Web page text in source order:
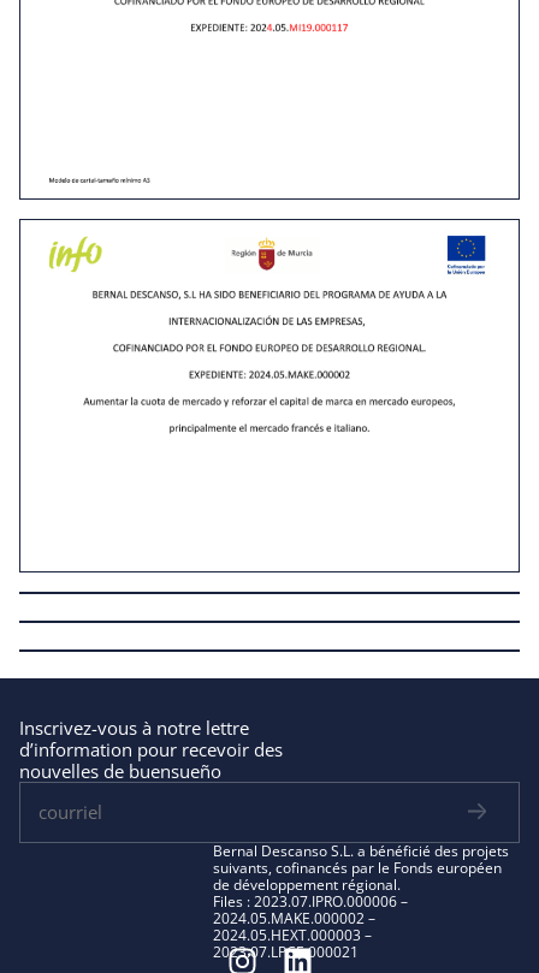
Inscrivez-vous à notre lettre
d’information pour recevoir des
nouvelles de buensueño
Bernal Descanso S.L. a bénéficié des projets
suivants, cofinancés par le Fonds européen
de développement régional.
Files : 2023.07.IPRO.000006 –
2024.05.MAKE.000002 –
2024.05.HEXT.000003 –
2023.07.LPCE.000021